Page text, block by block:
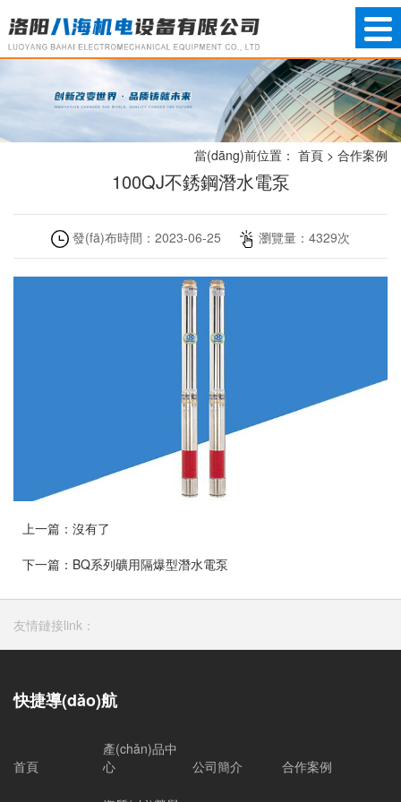
當(dāng)前位置： 首頁 > 合作案例
100QJ不銹鋼潛水電泵
發(fā)布時間： 2023-06-25 瀏覽量： 4329次
上一篇： 沒有了
下一篇： BQ系列礦用隔爆型潛水電泵
友情鏈接link：
快捷導(dǎo)航
首頁
產(chǎn)品中
心
公司簡介 合作案例